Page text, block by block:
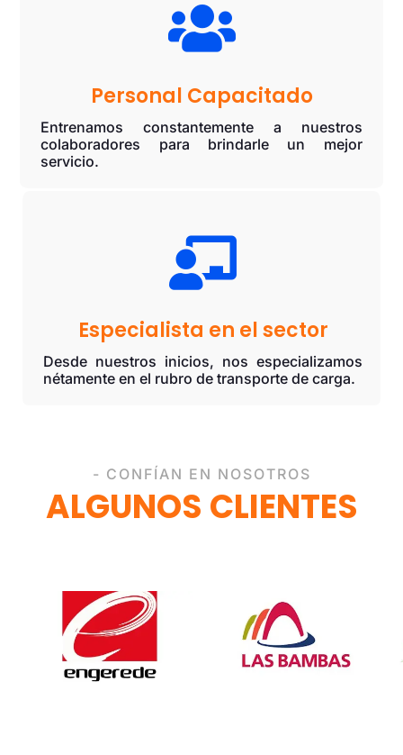

Personal Capacitado
Entrenamos constantemente a nuestros
colaboradores para brindarle un mejor
servicio.

Especialista en el sector
Desde nuestros inicios, nos especializamos
nétamente en el rubro de transporte de carga.
- CONFÍAN EN NOSOTROS
ALGUNOS CLIENTES